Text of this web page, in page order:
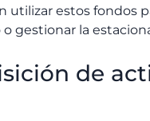
utilizar estos fondos
gestionar la
de